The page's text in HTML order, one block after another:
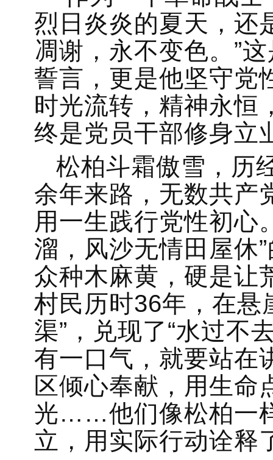
烈日炎炎的夏天，还
凋谢，永不变色。”
誓言，更是他坚守党
时光流转，精神永恒
终是党员干部修身立
松柏斗霜傲雪，历
余年来路，无数共产
用一生践行党性初心
溜，风沙无情田屋休
众种木麻黄，硬是让
村民历时36年，在悬
渠”，兑现了“水过不
有一口气，就要站在
区倾心奉献，用生命
光……他们像松柏一
立，用实际行动诠释